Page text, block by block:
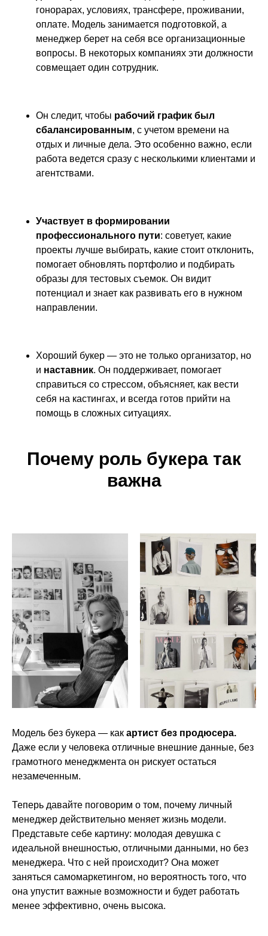
гонорарах, условиях, трансфере, проживании,
оплате. Модель занимается подготовкой, а
менеджер берет на себя все организационные
вопросы. В некоторых компаниях эти должности
совмещает один сотрудник.
Он следит, чтобы рабочий график был
сбалансированным, с учетом времени на
отдых и личные дела. Это особенно важно, если
работа ведется сразу с несколькими клиентами и
агентствами.
Участвует в формировании
профессионального пути: советует, какие
проекты лучше выбирать, какие стоит отклонить,
помогает обновлять портфолио и подбирать
образы для тестовых съемок. Он видит
потенциал и знает как развивать его в нужном
направлении.
Хороший букер — это не только организатор, но
и наставник. Он поддерживает, помогает
справиться со стрессом, объясняет, как вести
себя на кастингах, и всегда готов прийти на
помощь в сложных ситуациях.
Почему роль букера так
важна
Модель без букера — как артист без продюсера.
Даже если у человека отличные внешние данные, без
грамотного менеджмента он рискует остаться
незамеченным.
Теперь давайте поговорим о том, почему личный
менеджер действительно меняет жизнь модели.
Представьте себе картину: молодая девушка с
идеальной внешностью, отличными данными, но без
менеджера. Что с ней происходит? Она может
заняться самомаркетингом, но вероятность того, что
она упустит важные возможности и будет работать
менее эффективно, очень высока.